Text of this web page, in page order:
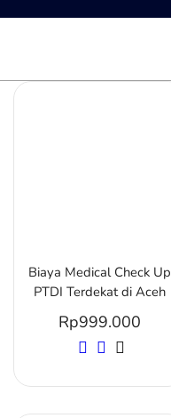
Biaya Medical Check Up
PTDI Terdekat di Aceh
Rp999.000